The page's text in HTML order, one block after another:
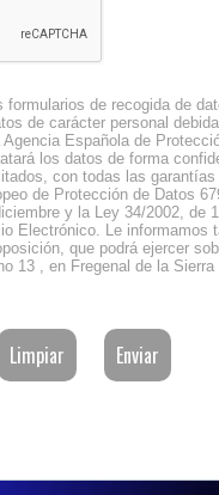
de recogida de
de carácter personal
Española de
los datos de forma
con todas las
de Protección de Datos
y la Ley 34/2002, de
Electrónico. Le informamos
que podrá ejercer
13 , en Fregenal de la